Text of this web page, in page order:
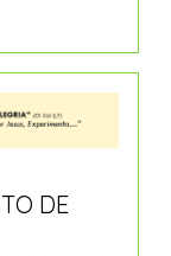
|
Moselos
DE